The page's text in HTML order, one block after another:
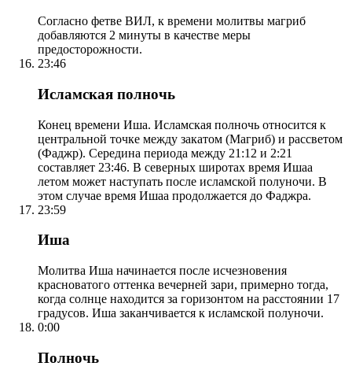
Согласно фетве ВИЛ, к времени молитвы магриб
добавляются 2 минуты в качестве меры
предосторожности.
23:46
Исламская полночь
Конец времени Иша. Исламская полночь относится к
центральной точке между закатом (Магриб) и рассветом
(Фаджр). Середина периода между 21:12 и 2:21
составляет 23:46. В северных широтах время Ишаа
летом может наступать после исламской полуночи. В
этом случае время Ишаа продолжается до Фаджра.
23:59
Иша
Молитва Иша начинается после исчезновения
красноватого оттенка вечерней зари, примерно тогда,
когда солнце находится за горизонтом на расстоянии 17
градусов. Иша заканчивается к исламской полуночи.
0:00
Полночь